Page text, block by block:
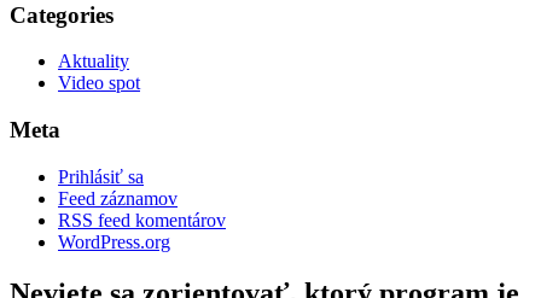
Categories
Aktuality
Video spot
Meta
Prihlásiť sa
Feed záznamov
RSS feed komentárov
WordPress.org